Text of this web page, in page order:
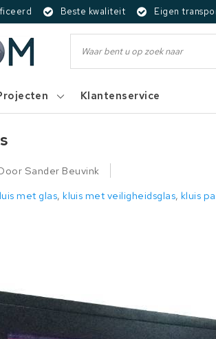
Beste kwaliteit Eigen
Klantenservice
Sander Beuvink
met glas,kluis met veiligheidsglas,kluis